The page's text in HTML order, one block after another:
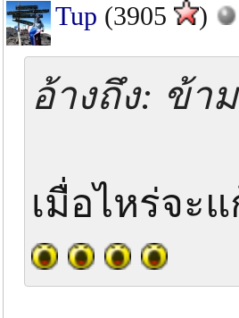
Tup (3905 )
อ้างถึง: ข้าม
เมื่อไหร่จะ